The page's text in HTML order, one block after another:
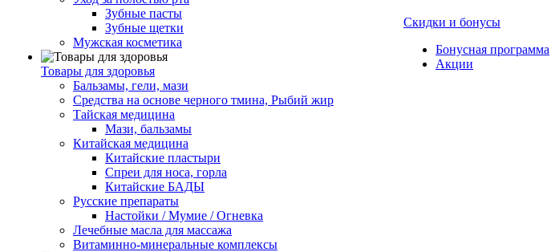
Зубные пасты
Зубные щетки
Мужская косметика
Товары для здоровья
Бальзамы, гели, мази
Средства на основе черного тмина, Рыбий жир
Тайская медицина
Мази, бальзамы
Китайская медицина
Китайские пластыри
Спреи для носа, горла
Китайские БАДЫ
Русские препараты
Настойки / Мумие / Огневка
Лечебные масла для массажа
Витаминно-минеральные комплексы
Скидки и бонусы
Бонусная программа
Акции